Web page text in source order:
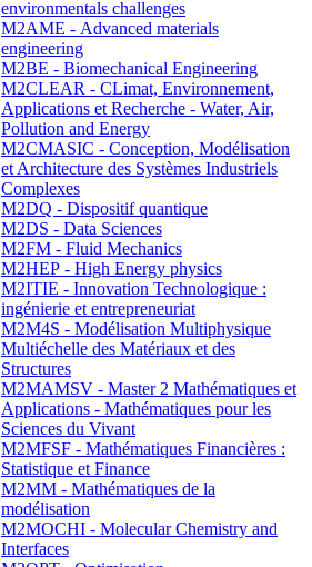
environmentals challenges
M2AME - Advanced materials
engineering
M2BE - Biomechanical Engineering
M2CLEAR - CLimat, Environnement,
Applications et Recherche - Water, Air,
Pollution and Energy
M2CMASIC - Conception, Modélisation
et Architecture des Systèmes Industriels
Complexes
M2DQ - Dispositif quantique
M2DS - Data Sciences
M2FM - Fluid Mechanics
M2HEP - High Energy physics
M2ITIE - Innovation Technologique :
ingénierie et entrepreneuriat
M2M4S - Modélisation Multiphysique
Multiéchelle des Matériaux et des
Structures
M2MAMSV - Master 2 Mathématiques et
Applications - Mathématiques pour les
Sciences du Vivant
M2MFSF - Mathématiques Financières :
Statistique et Finance
M2MM - Mathématiques de la
modélisation
M2MOCHI - Molecular Chemistry and
Interfaces